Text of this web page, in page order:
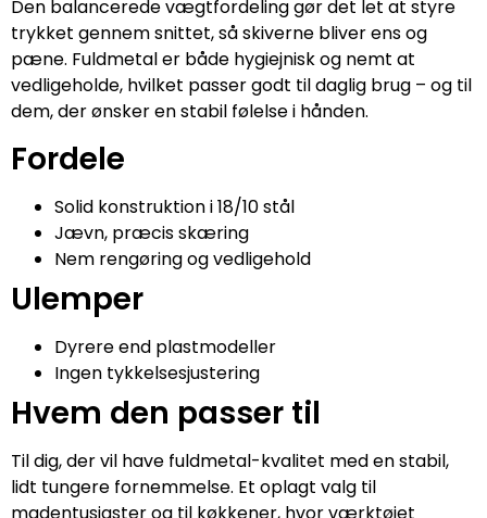
Den balancerede vægtfordeling gør det let at styre
trykket gennem snittet, så skiverne bliver ens og
pæne. Fuldmetal er både hygiejnisk og nemt at
vedligeholde, hvilket passer godt til daglig brug – og til
dem, der ønsker en stabil følelse i hånden.
Fordele
Solid konstruktion i 18/10 stål
Jævn, præcis skæring
Nem rengøring og vedligehold
Ulemper
Dyrere end plastmodeller
Ingen tykkelsesjustering
Hvem den passer til
Til dig, der vil have fuldmetal-kvalitet med en stabil,
lidt tungere fornemmelse. Et oplagt valg til
madentusiaster og til køkkener, hvor værktøjet